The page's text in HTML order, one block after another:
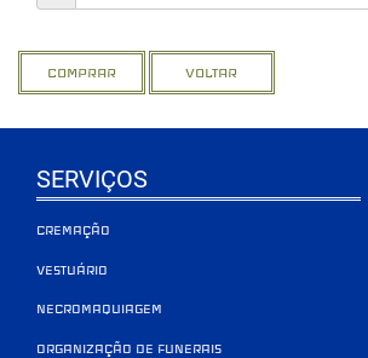
SERVIÇOS
CREMAÇÃO
VESTUÁRIO
NECROMAQUIAGEM
ORGANIZAÇÃO DE FUNERAIS